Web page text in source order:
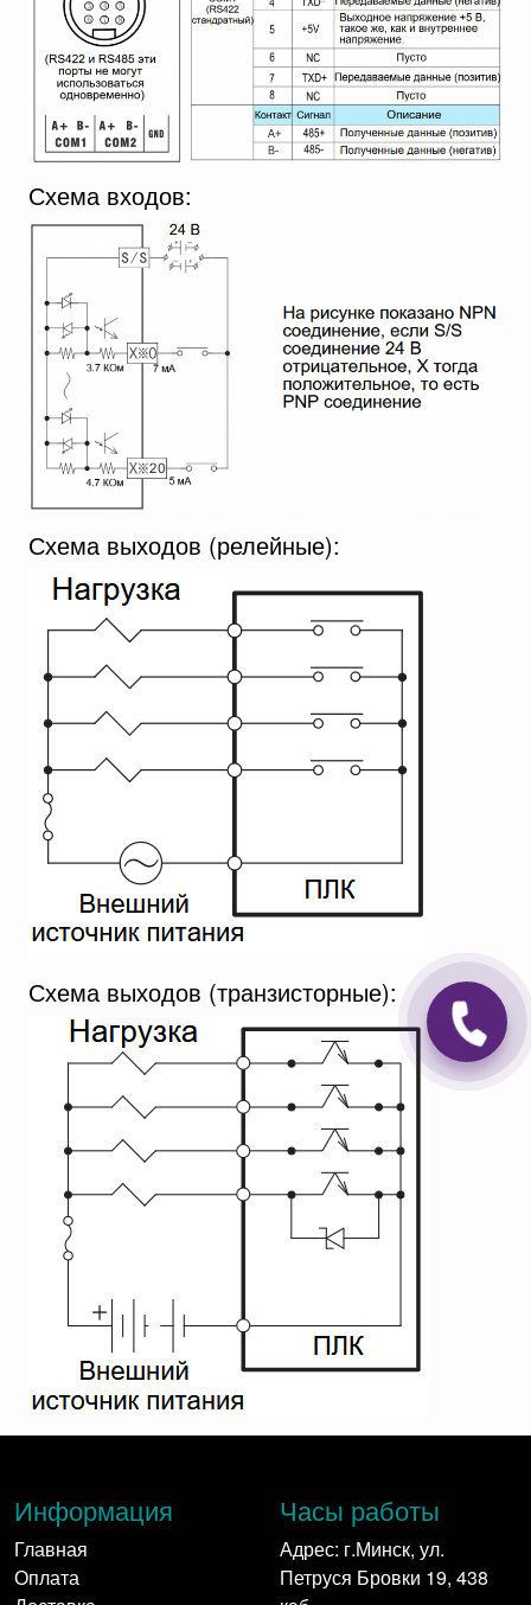
Схема входов:
Схема выходов (релейные):
Схема выходов (транзисторные):
Информация
Главная
Оплата
Часы работы
Адрес: г.Минск, ул.
Петруся Бровки 19, 438